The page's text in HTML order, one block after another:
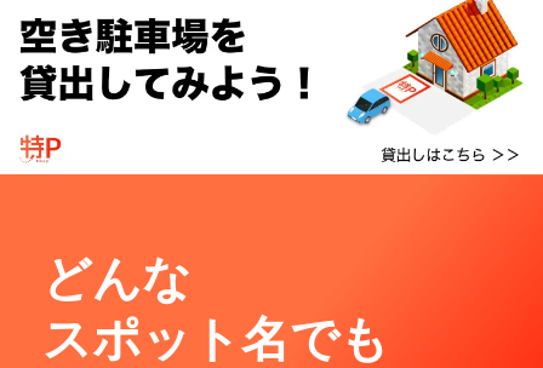
どんな
スポット名でも